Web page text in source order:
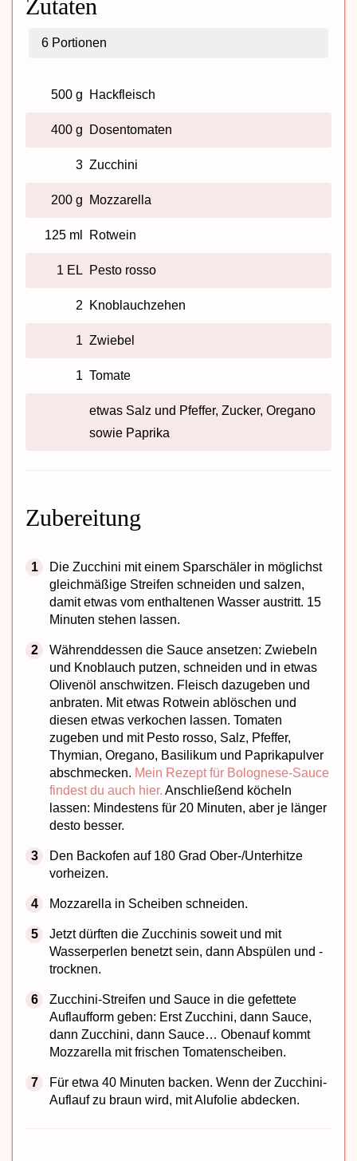
Zutaten
6 Portionen
500 g Hackfleisch
400 g Dosentomaten
3 Zucchini
200 g Mozzarella
125 ml Rotwein
1 EL Pesto rosso
2 Knoblauchzehen
1 Zwiebel
1 Tomate
etwas Salz und Pfeffer, Zucker, Oregano
sowie Paprika
Zubereitung
Die Zucchini mit einem Sparschäler in möglichst
gleichmäßige Streifen schneiden und salzen,
damit etwas vom enthaltenen Wasser austritt. 15
Minuten stehen lassen.
Währenddessen die Sauce ansetzen: Zwiebeln
und Knoblauch putzen, schneiden und in etwas
Olivenöl anschwitzen. Fleisch dazugeben und
anbraten. Mit etwas Rotwein ablöschen und
diesen etwas verkochen lassen. Tomaten
zugeben und mit Pesto rosso, Salz, Pfeffer,
Thymian, Oregano, Basilikum und Paprikapulver
abschmecken. Mein Rezept für Bolognese-Sauce
findest du auch hier. Anschließend köcheln
lassen: Mindestens für 20 Minuten, aber je länger
desto besser.
Den Backofen auf 180 Grad Ober-/Unterhitze
vorheizen.
Mozzarella in Scheiben schneiden.
Jetzt dürften die Zucchinis soweit und mit
Wasserperlen benetzt sein, dann Abspülen und -
trocknen.
Zucchini-Streifen und Sauce in die gefettete
Auflaufform geben: Erst Zucchini, dann Sauce,
dann Zucchini, dann Sauce… Obenauf kommt
Mozzarella mit frischen Tomatenscheiben.
Für etwa 40 Minuten backen. Wenn der Zucchini-
Auflauf zu braun wird, mit Alufolie abdecken.